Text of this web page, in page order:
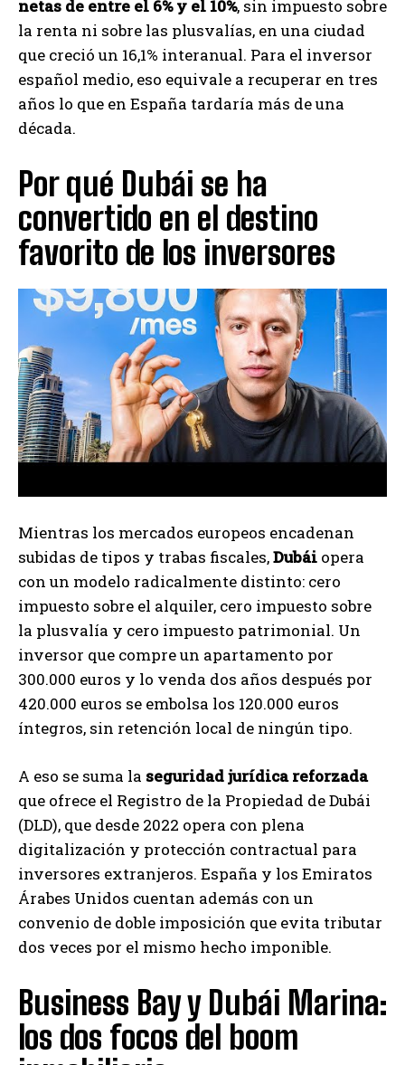
netas de entre el 6% y el 10%, sin impuesto sobre
la renta ni sobre las plusvalías, en una ciudad
que creció un 16,1% interanual. Para el inversor
español medio, eso equivale a recuperar en tres
años lo que en España tardaría más de una
década.
Por qué Dubái se ha
convertido en el destino
favorito de los inversores
Mientras los mercados europeos encadenan
subidas de tipos y trabas fiscales,Dubái opera
con un modelo radicalmente distinto: cero
impuesto sobre el alquiler, cero impuesto sobre
la plusvalía y cero impuesto patrimonial. Un
inversor que compre un apartamento por
300.000 euros y lo venda dos años después por
420.000 euros se embolsa los 120.000 euros
íntegros, sin retención local de ningún tipo.
A eso se suma la seguridad jurídica reforzada
que ofrece el Registro de la Propiedad de Dubái
(DLD), que desde 2022 opera con plena
digitalización y protección contractual para
inversores extranjeros. España y los Emiratos
Árabes Unidos cuentan además con un
convenio de doble imposición que evita tributar
dos veces por el mismo hecho imponible.
Business Bay y Dubái Marina:
los dos focos del boom